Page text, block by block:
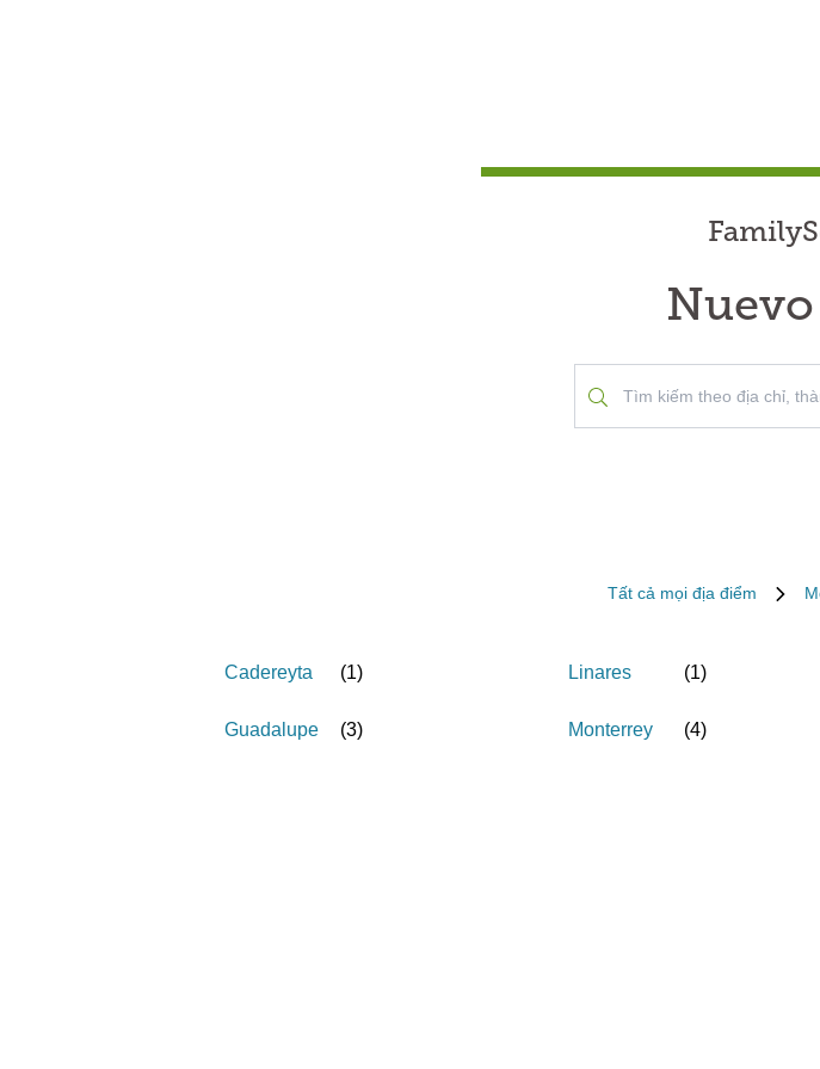
Tất cả mọi địa điểm
Cadereyta (1)
Guadalupe (3)
Linares (1)
Monterrey (4)